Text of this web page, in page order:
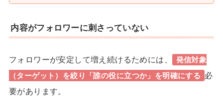
内容がフォロワーに刺さっていない
フォロワーが安定して増え続けるためには、
発信対象
（ターゲット） を絞り 「誰の役に立つか」 を明確にする
必
要があります。